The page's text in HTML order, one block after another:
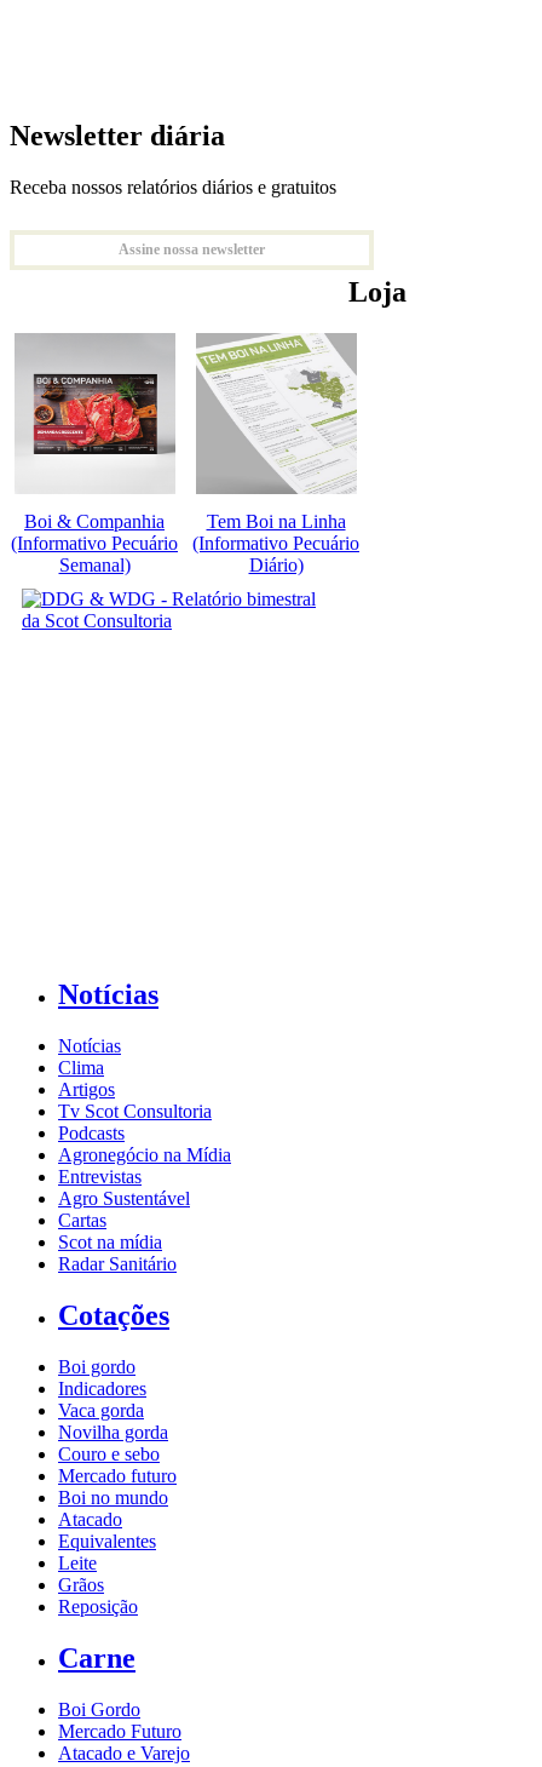
Newsletter diária
Receba nossos relatórios diários e gratuitos
Assine nossa newsletter
Loja
Boi & Companhia
(Informativo Pecuário
Semanal)
Tem Boi na Linha
(Informativo Pecuário
Diário)
Notícias
Notícias
Clima
Artigos
Tv Scot Consultoria
Podcasts
Agronegócio na Mídia
Entrevistas
Agro Sustentável
Cartas
Scot na mídia
Radar Sanitário
Cotações
Boi gordo
Indicadores
Vaca gorda
Novilha gorda
Couro e sebo
Mercado futuro
Boi no mundo
Atacado
Equivalentes
Leite
Grãos
Reposição
Carne
Boi Gordo
Mercado Futuro
Atacado e Varejo